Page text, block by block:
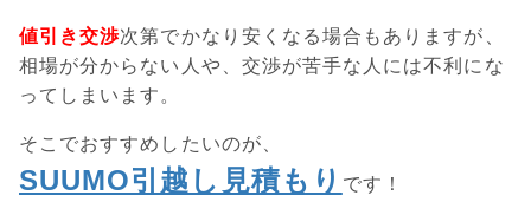
値引き交渉次第でかなり安くなる場合もありますが、
相場が分からない人や、交渉が苦手な人には不利にな
ってしまいます。
そこでおすすめしたいのが、
SUUMO引越し見積もり です！